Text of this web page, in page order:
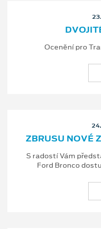
Ocenění pro
ZBRUSU NOVÉ
S radostí Vám
Ford Bronco